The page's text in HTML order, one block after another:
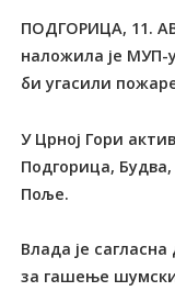
ПОДГОРИЦА, 11.
наложила је
би угасили
У Црној Гори
Подгорица,
Поље.
Влада је
за гашење